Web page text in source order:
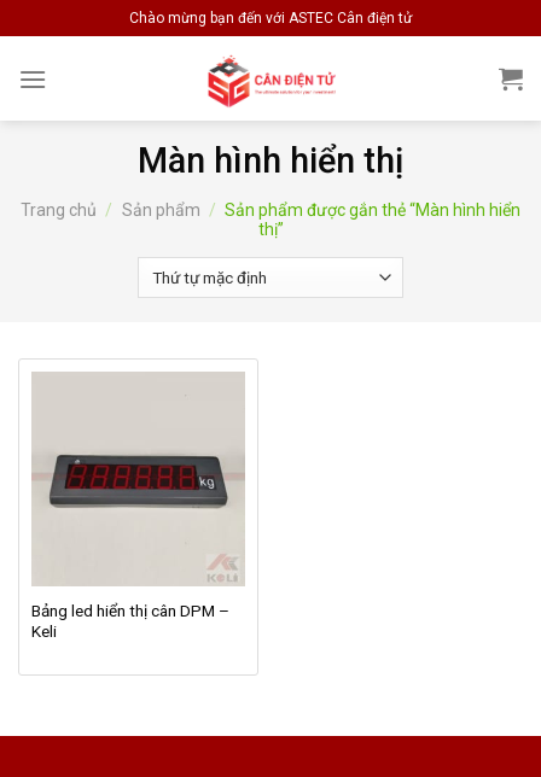
to
content
Chào mừng bạn đến với ASTEC Cân điện tử
Màn hình hiển thị
Trang chủ / Sản phẩm / Sản phẩm được gắn thẻ “Màn hình hiển
thị”
Bảng led hiển thị cân DPM –
Keli